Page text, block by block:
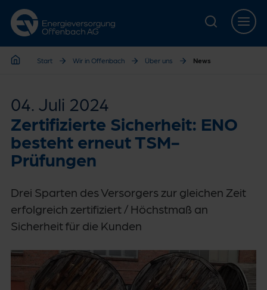
Zur Hauptnavigation springen
Zur Servicelasche springen
Zum Hauptinhalt springen
Zur Footernavigation springen
Start Wir in Offenbach Über uns News
04. Juli 2024
Zertifizierte Sicherheit: ENO
besteht erneut TSM-
Prüfungen
Drei Sparten des Versorgers zur gleichen Zeit
erfolgreich zertifiziert / Höchstmaß an
Sicherheit für die Kunden